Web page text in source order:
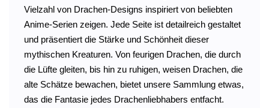
Vielzahl von Drachen-Designs inspiriert von beliebten
Anime-Serien zeigen. Jede Seite ist detailreich gestaltet
und präsentiert die Stärke und Schönheit dieser
mythischen Kreaturen. Von feurigen Drachen, die durch
die Lüfte gleiten, bis hin zu ruhigen, weisen Drachen, die
alte Schätze bewachen, bietet unsere Sammlung etwas,
das die Fantasie jedes Drachenliebhabers entfacht.